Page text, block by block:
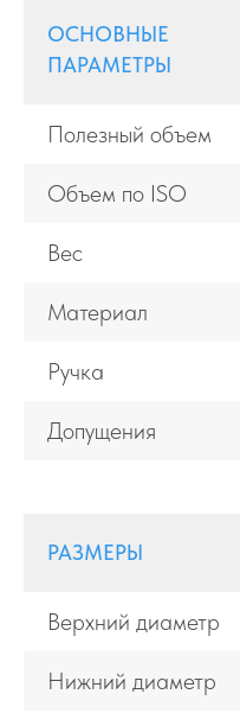
ОСНОВНЫЕ
ПАРАМЕТРЫ
Полезный объем
Объем по ISO
Вес
Материал
Ручка
Допущения
РАЗМЕРЫ
Верхний диаметр
Нижний диаметр